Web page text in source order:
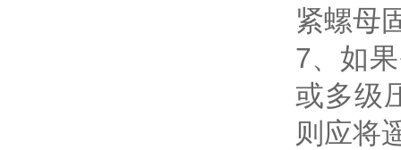
紧螺母
7、如
或多级
则应将